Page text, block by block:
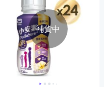
補貨中